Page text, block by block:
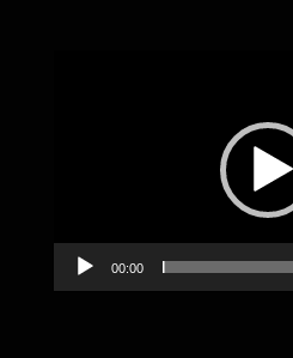
00:00